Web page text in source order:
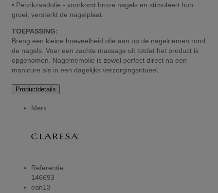
• Perzikzaadolie - voorkomt broze nagels en stimuleert hun
groei, versterkt de nagelplaat.
TOEPASSING:
Breng een kleine hoeveelheid olie aan op de nagelriemen rond
de nagels. Voer een zachte massage uit totdat het product is
opgenomen. Nagelriemolie is zowel perfect direct na een
manicure als in een dagelijks verzorgingsritueel.
Productdetails
Merk
Referentie
146693
ean13